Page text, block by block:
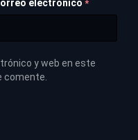
electrónico *
y web en este
comente.